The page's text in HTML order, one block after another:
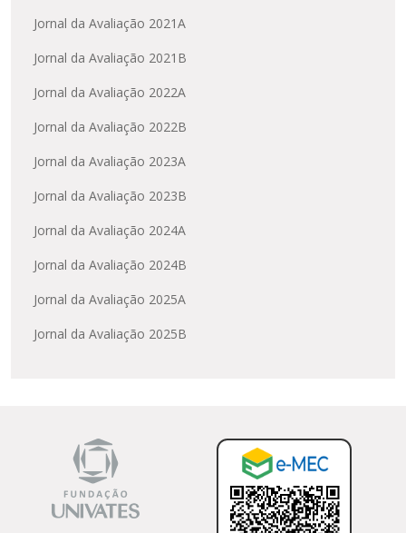
Jornal da Avaliação 2021A
Jornal da Avaliação 2021B
Jornal da Avaliação 2022A
Jornal da Avaliação 2022B
Jornal da Avaliação 2023A
Jornal da Avaliação 2023B
Jornal da Avaliação 2024A
Jornal da Avaliação 2024B
Jornal da Avaliação 2025A
Jornal da Avaliação 2025B